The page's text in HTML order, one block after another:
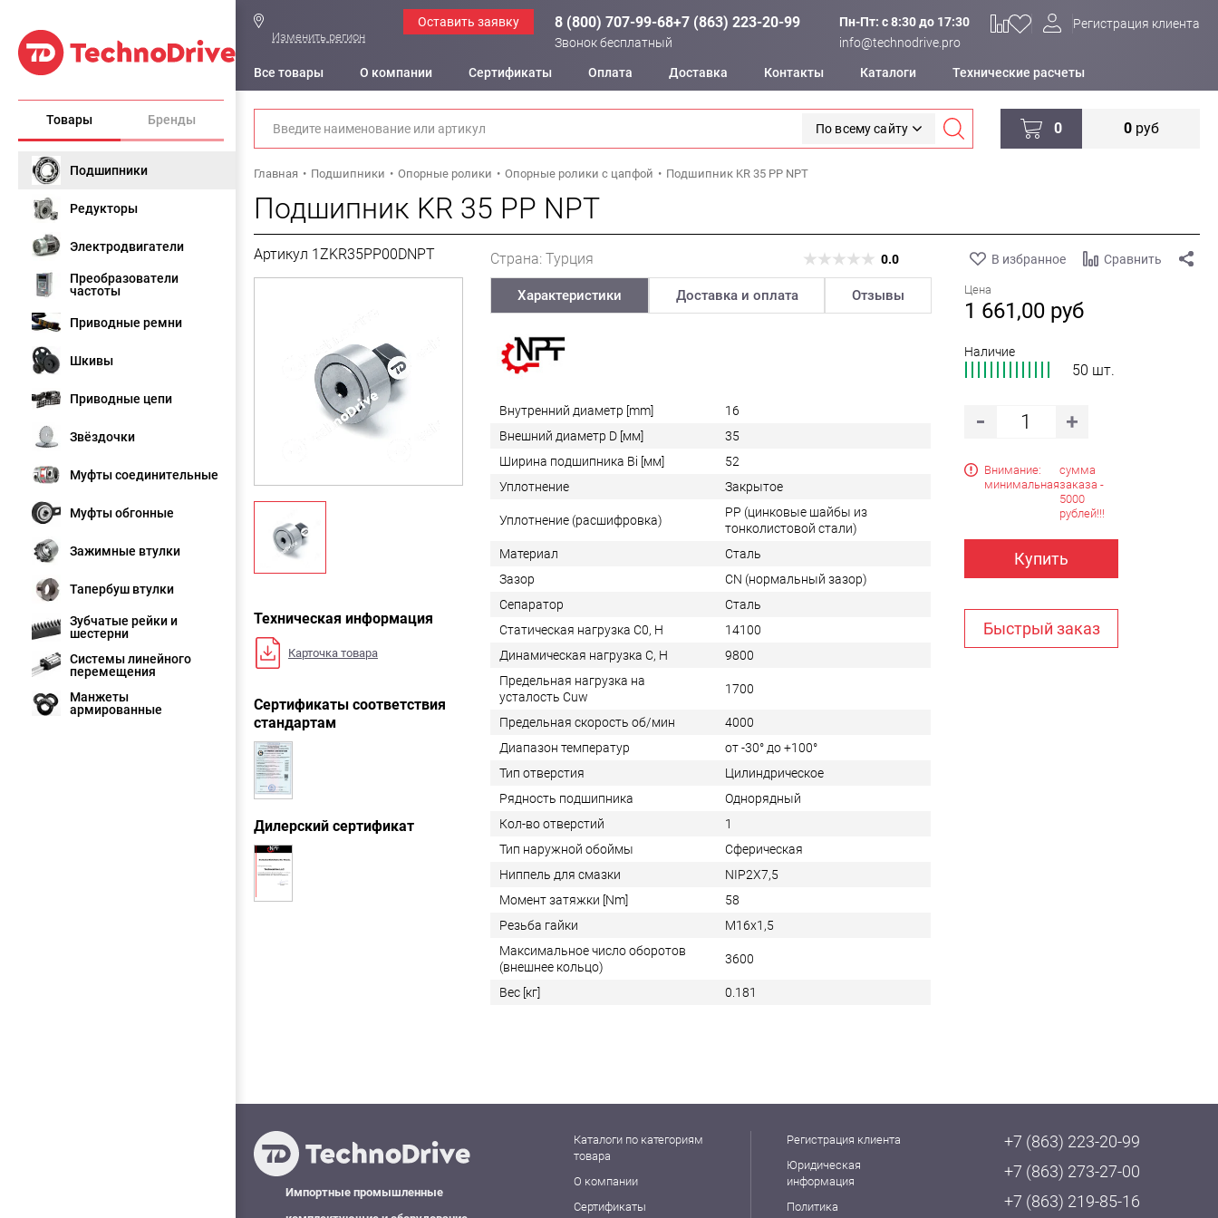
Товары Бренды
Подшипники
Редукторы
Электродвигатели
Преобразователи
частоты
Приводные ремни
Шкивы
Приводные цепи
Звёздочки
Муфты соединительные
Муфты обгонные
Зажимные втулки
Тапербуш втулки
Зубчатые рейки и
шестерни
Системы линейного
перемещения
Манжеты
армированные
Изменить регион
Оставить заявку 8 (800) 707-99-68+7 (863) 223-20-99
Звонок бесплатный
Пн-Пт: c 8:30 до 17:30
info@technodrive.pro
Регистрация клиента
Все товары О компании Сертификаты Оплата Доставка Контакты Каталоги Технические расчеты
По всему сайту 0 0руб
Главная Подшипники Опорные ролики Опорные ролики с цапфой Подшипник KR 35 PP NPT
Подшипник KR 35 PP NPT
Артикул 1ZKR35PP00DNPT Страна: Турция 0.0 В избранное Сравнить
Техническая информация
Карточка товара
Сертификаты соответствия
стандартам
Дилерский сертификат
Цена
1 661,00 руб
Наличие
50 шт.
Внимание:
минимальная
сумма
заказа -
5000
рублей!!!
Купить
Быстрый заказ
Характеристики Доставка и оплата Отзывы
Внутренний диаметр [mm]
16
Внешний диаметр D [мм]
35
Ширина подшипника Bi [мм]
52
Уплотнение
Закрытое
Уплотнение (расшифровка)
PP (цинковые шайбы из
тонколистовой стали)
Материал
Сталь
Зазор
CN (нормальный зазор)
Сепаратор
Сталь
Статическая нагрузка C0, Н
14100
Динамическая нагрузка C, Н
9800
Предельная нагрузка на
усталость Cuw
1700
Предельная скорость об/мин
4000
Диапазон температур
от -30° до +100°
Тип отверстия
Цилиндрическое
Рядность подшипника
Однорядный
Кол-во отверстий
1
Тип наружной обоймы
Сферическая
Ниппель для смазки
NIP2X7,5
Момент затяжки [Nm]
58
Резьба гайки
M16x1,5
Максимальное число оборотов
(внешнее кольцо)
3600
Вес [кг] 0.181
Импортные промышленные
Каталоги по категориям
товара
О компании
Сертификаты
Регистрация клиента
Юридическая
информация
Политика
+7 (863) 223-20-99
+7 (863) 273-27-00
+7 (863) 219-85-16